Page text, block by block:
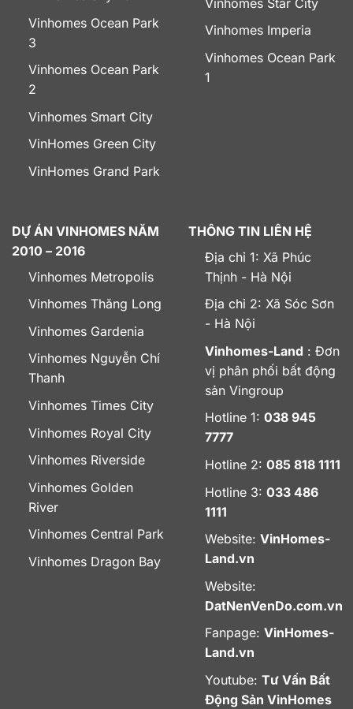
Vinhomes Ocean Park
3
Vinhomes Ocean Park
2
Vinhomes Smart City
VinHomes Green City
VinHomes Grand Park
Vinhomes Imperia
Vinhomes Ocean Park
1
DỰ ÁN VINHOMES NĂM
2010 – 2016
Vinhomes Metropolis
Vinhomes Thăng Long
Vinhomes Gardenia
Vinhomes Nguyễn Chí
Thanh
Vinhomes Times City
Vinhomes Royal City
Vinhomes Riverside
Vinhomes Golden
River
Vinhomes Central Park
Vinhomes Dragon Bay
THÔNG TIN LIÊN HỆ
Địa chỉ 1: Xã Phúc
Thịnh - Hà Nội
Địa chỉ 2: Xã Sóc Sơn
- Hà Nội
Vinhomes-Land : Đơn
vị phân phối bất động
sản Vingroup
Hotline 1: 038 945
7777
Hotline 2: 085 818 1111
Hotline 3: 033 486
1111
Website: VinHomes-
Land.vn
Website:
DatNenVenDo.com.vn
Fanpage: VinHomes-
Land.vn
Youtube: Tư Vấn Bất
Động Sản VinHomes